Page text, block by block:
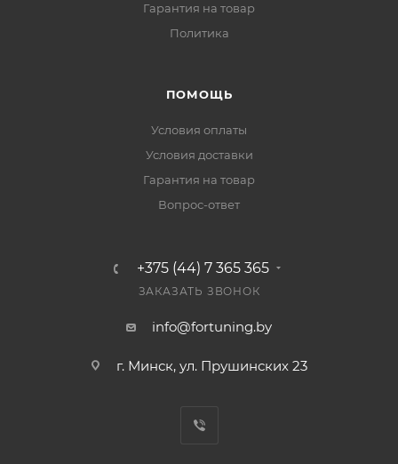
Гарантия на товар
Политика
ПОМОЩЬ
Условия оплаты
Условия доставки
Гарантия на товар
Вопрос-ответ
+375 (44) 7 365 365
ЗАКАЗАТЬ ЗВОНОК
info@fortuning.by
г. Минск, ул. Прушинских 23